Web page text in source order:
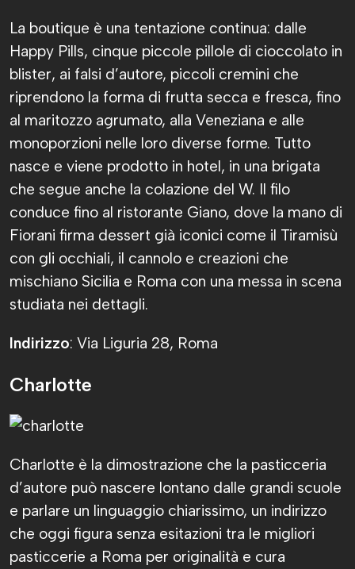
La boutique è una tentazione continua: dalle
Happy Pills, cinque piccole pillole di cioccolato in
blister, ai falsi d’autore, piccoli cremini che
riprendono la forma di frutta secca e fresca, fino
al maritozzo agrumato, alla Veneziana e alle
monoporzioni nelle loro diverse forme. Tutto
nasce e viene prodotto in hotel, in una brigata
che segue anche la colazione del W. Il filo
conduce fino al ristorante Giano, dove la mano di
Fiorani firma dessert già iconici come il Tiramisù
con gli occhiali, il cannolo e creazioni che
mischiano Sicilia e Roma con una messa in scena
studiata nei dettagli.
Indirizzo: Via Liguria 28, Roma
Charlotte
Charlotte è la dimostrazione che la pasticceria
d’autore può nascere lontano dalle grandi scuole
e parlare un linguaggio chiarissimo, un indirizzo
che oggi figura senza esitazioni tra le migliori
pasticcerie a Roma per originalità e cura